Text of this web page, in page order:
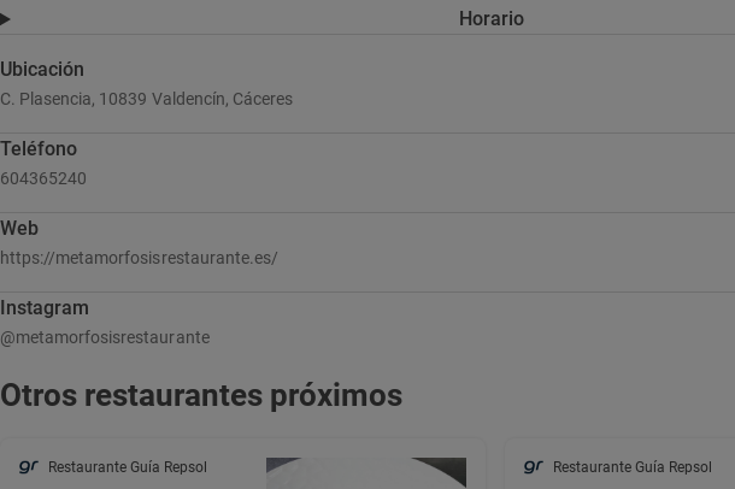
Horario
Ubicación
C. Plasencia, 10839 Valdencín, Cáceres
Teléfono
604365240
Web
https://metamorfosisrestaurante.es/
Instagram
@metamorfosisrestaurante
Otros restaurantes próximos
Restaurante Guía Repsol Restaurante Guía Repsol